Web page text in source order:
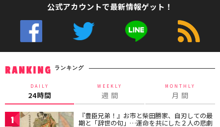
公式アカウントで最新情報ゲット！
RANKING ランキング
DAILY
24時間
WEEKLY
週 間
MONTHLY
月 間
1 『豊臣兄弟！』お市と柴田勝家、自刃しての最
期と「辞世の句」…運命を共にした２人の悲劇